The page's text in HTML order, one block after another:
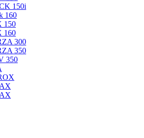
150i
160
150
160
300
350
350